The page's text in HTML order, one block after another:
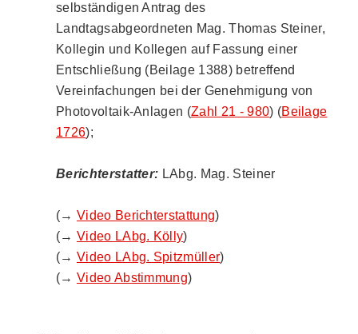
selbständigen Antrag des
Landtagsabgeordneten Mag. Thomas Steiner,
Kollegin und Kollegen auf Fassung einer
Entschließung (Beilage 1388) betreffend
Vereinfachungen bei der Genehmigung von
Photovoltaik-Anlagen (Zahl 21 - 980) (Beilage
1726);
Berichterstatter: LAbg. Mag. Steiner
(→ Video Berichterstattung)
(→ Video LAbg. Kölly)
(→ Video LAbg. Spitzmüller)
(→ Video Abstimmung)